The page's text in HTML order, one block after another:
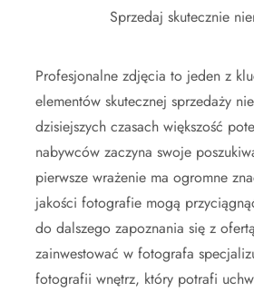
Sprzedaj skutecznie
Profesjonalne zdjęcia to jeden z
elementów skutecznej sprzedaży
dzisiejszych czasach większość
nabywców zaczyna swoje
pierwsze wrażenie ma ogromne
jakości fotografie mogą
do dalszego zapoznania się z
zainwestować w fotografa
fotografii wnętrz, który potrafi